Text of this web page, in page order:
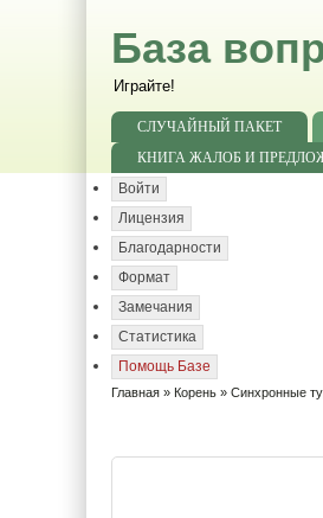
База
Играйте!
СЛУЧАЙНЫЙ ПАКЕТ
КНИГА ЖАЛОБ И
Войти
Лицензия
Благодарности
Формат
Замечания
Статистика
Помощь Базе
Главная » Корень » Синхронные